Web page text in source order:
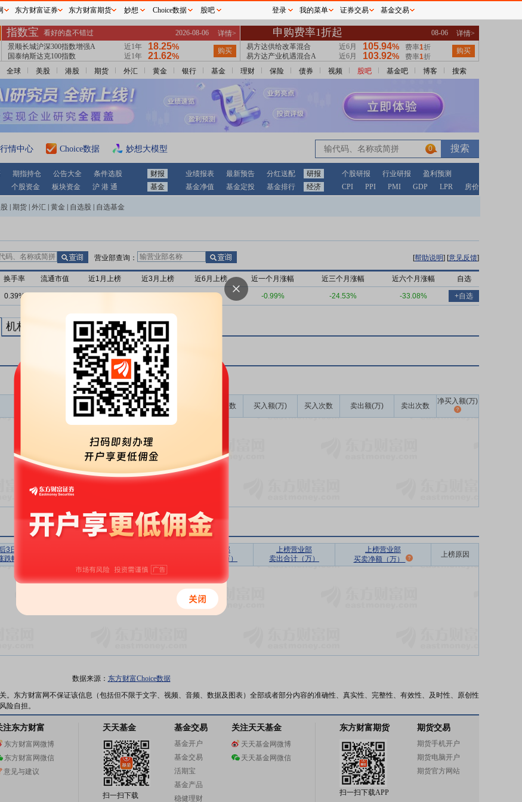
全球 美股 港股 期货 外汇 黄金 银行 基金 理财 保险 债券 视频 股吧 基金吧 博客 搜索
行情中心 Choice数据 妙想大模型 0
期指持仓 公告大全 条件选股 财报 业绩报表 最新预告 分红送配 研报 个股研报 行业研报
盈利预测
个股资金 板块资金 沪 港 通 基金 基金净值 基金定投 基金排行 经济 CPI PPI PMI GDP LPR 房价
期货 外汇 黄金 自选股 自选基金
营业部查询： [帮助说明] [意见反馈]
换手率 流通市值 近1月上榜 近3月上榜 近6月上榜 近一个月涨幅 近三个月涨幅 近六个月涨幅 自选
0.39% -0.99% -24.53% -33.08% +自选
机构买卖统计 最新公告
龙虎榜成交金额(万) 上榜次数 买入额(万) 买入次数 卖出额(万) 卖出次数
净买入额(万)
暂无数据
后3日
跌幅
上榜营业部
买入合计（万）
上榜营业部
卖出合计（万）
上榜营业部
买卖净额（万）
上榜原因
数据来源： 东方财富Choice数据
。东方财富网不保证该信息（包括但不限于文字、视频、音频、数据及图表）全部或者部分内容的准确性、真实性、完整性、有效性、及时性、原创性
险自担。
东方财富证券 东方财富期货 妙想 Choice数据 股吧 登录 我的菜单 证券交易 基金交易